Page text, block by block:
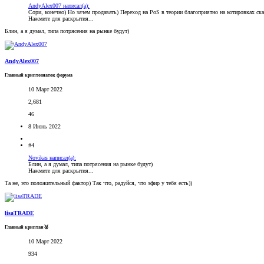
AndyAlex007 написал(а):
Сори, конечно) Но зачем продавать) Переход на PoS в теории благоприятно на котировках
Нажмите для раскрытия...
Блин, а я думал, типа потрясения на рынке будут)
AndyAlex007
Главный криптознаток форума
10 Март 2022
2,681
46
8 Июнь 2022
#4
Novikas написал(а):
Блин, а я думал, типа потрясения на рынке будут)
Нажмите для раскрытия...
Та не, это положительный фактор) Так что, радуйся, что эфир у тебя есть))
lisaTRADE
Главный криптан🥈
10 Март 2022
934